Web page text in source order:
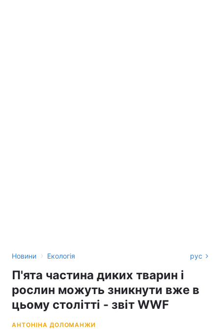
Новини › Екологія рус
П'ята частина диких тварин і
рослин можуть зникнути вже в
цьому столітті - звіт WWF
АНТОНІНА ДОЛОМАНЖИ